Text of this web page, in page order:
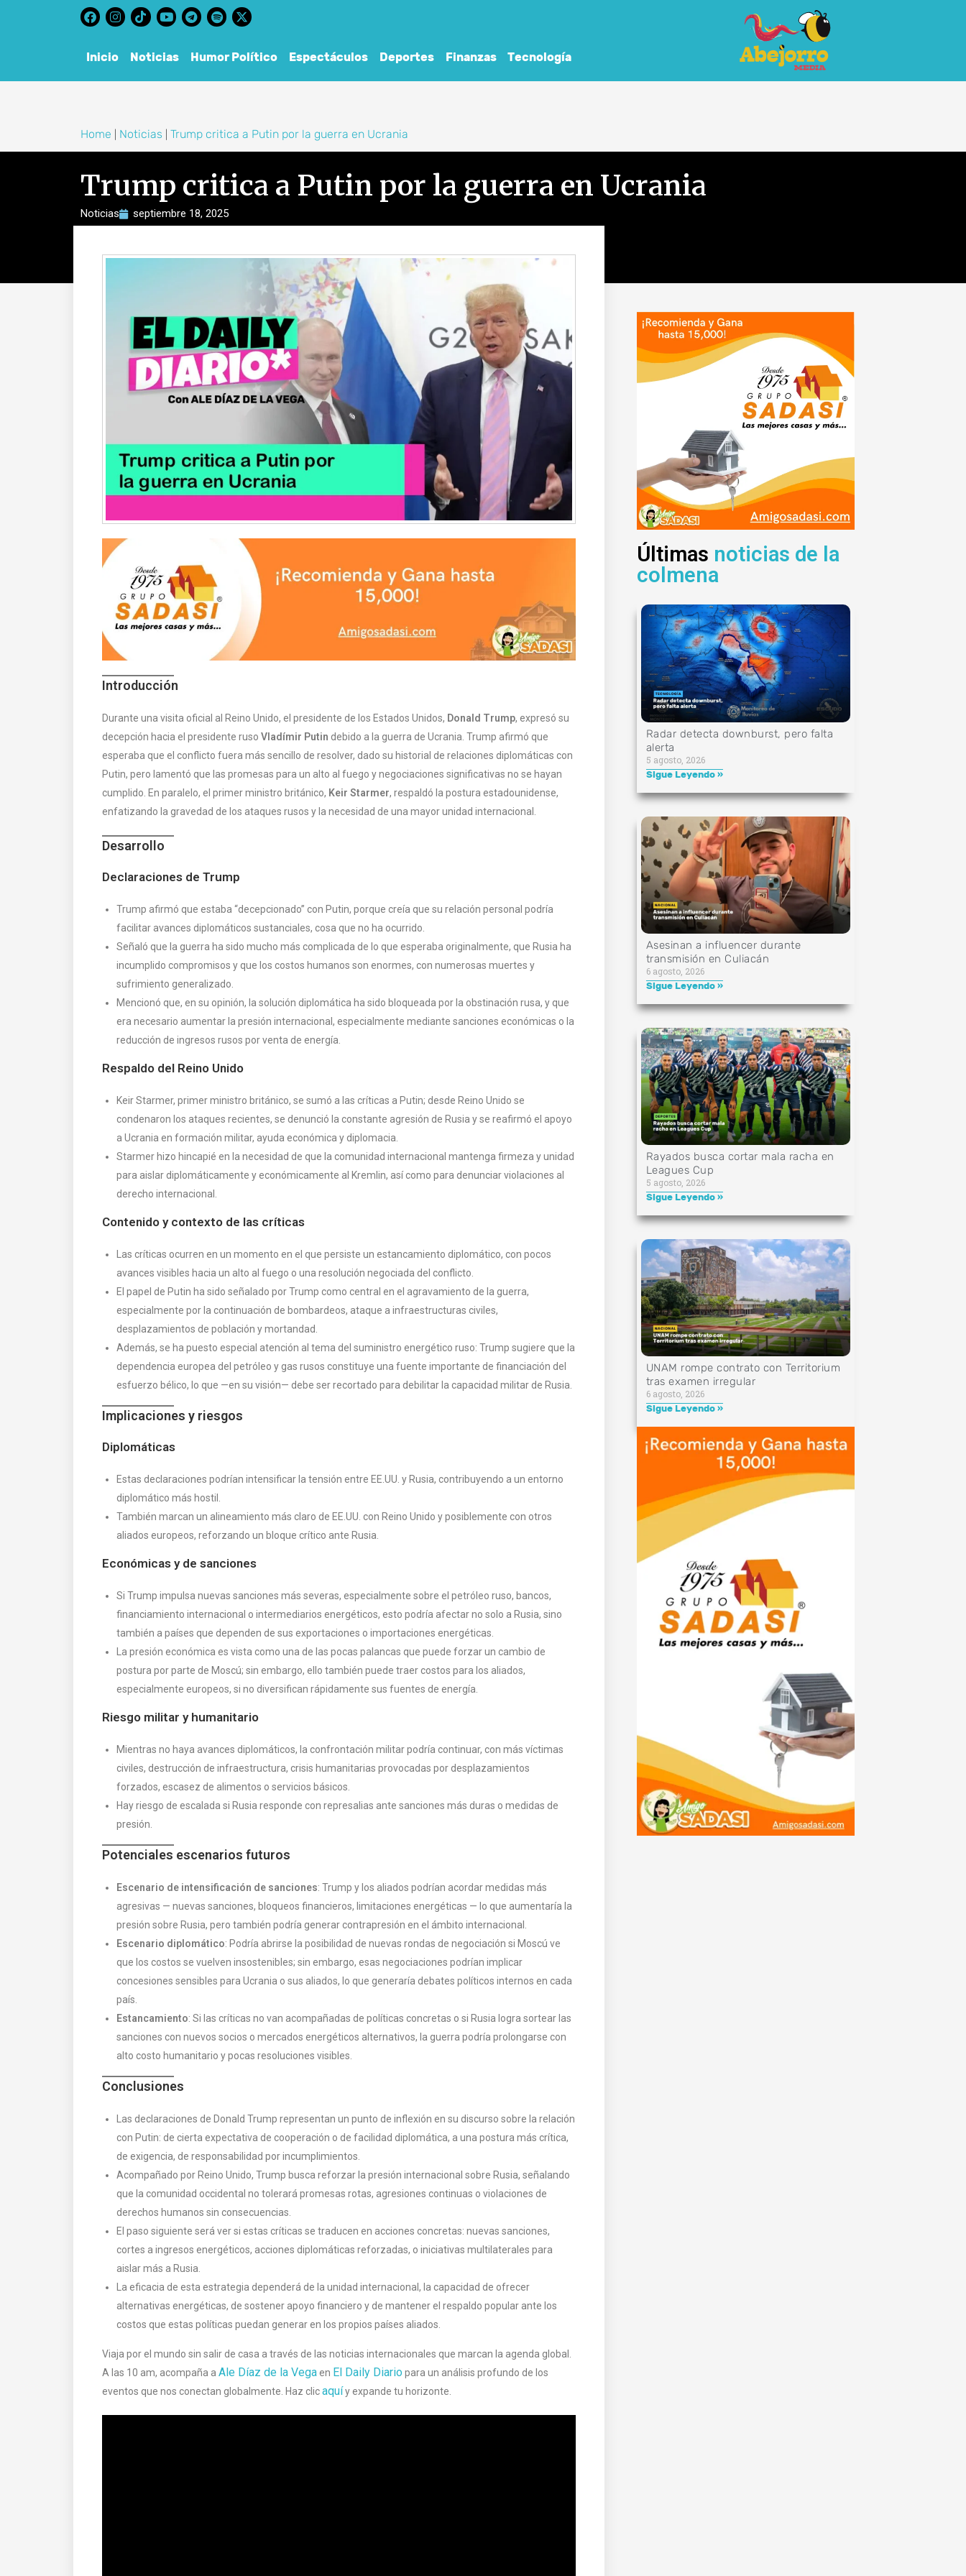
Inicio Noticias Humor Político Espectáculos Deportes Finanzas Tecnología
Home Noticias Trump critica a Putin por la guerra en Ucrania
Trump critica a Putin por la guerra en Ucrania
Noticias septiembre 18, 2025
Introducción
Durante una visita oficial al Reino Unido, el presidente de los Estados Unidos, Donald Trump, expresó su
decepción hacia el presidente ruso Vladímir Putin debido a la guerra de Ucrania. Trump afirmó que
esperaba que el conflicto fuera más sencillo de resolver, dado su historial de relaciones diplomáticas con
Putin, pero lamentó que las promesas para un alto al fuego y negociaciones significativas no se hayan
cumplido. En paralelo, el primer ministro británico, Keir Starmer, respaldó la postura estadounidense,
enfatizando la gravedad de los ataques rusos y la necesidad de una mayor unidad internacional.
Desarrollo
Declaraciones de Trump
Trump afirmó que estaba “decepcionado” con Putin, porque creía que su relación personal podría
facilitar avances diplomáticos sustanciales, cosa que no ha ocurrido.
Señaló que la guerra ha sido mucho más complicada de lo que esperaba originalmente, que Rusia ha
incumplido compromisos y que los costos humanos son enormes, con numerosas muertes y
sufrimiento generalizado.
Mencionó que, en su opinión, la solución diplomática ha sido bloqueada por la obstinación rusa, y que
era necesario aumentar la presión internacional, especialmente mediante sanciones económicas o la
reducción de ingresos rusos por venta de energía.
Respaldo del Reino Unido
Keir Starmer, primer ministro británico, se sumó a las críticas a Putin; desde Reino Unido se
condenaron los ataques recientes, se denunció la constante agresión de Rusia y se reafirmó el apoyo
a Ucrania en formación militar, ayuda económica y diplomacia.
Starmer hizo hincapié en la necesidad de que la comunidad internacional mantenga firmeza y unidad
para aislar diplomáticamente y económicamente al Kremlin, así como para denunciar violaciones al
derecho internacional.
Contenido y contexto de las críticas
Las críticas ocurren en un momento en el que persiste un estancamiento diplomático, con pocos
avances visibles hacia un alto al fuego o una resolución negociada del conflicto.
El papel de Putin ha sido señalado por Trump como central en el agravamiento de la guerra,
especialmente por la continuación de bombardeos, ataque a infraestructuras civiles,
desplazamientos de población y mortandad.
Además, se ha puesto especial atención al tema del suministro energético ruso: Trump sugiere que la
dependencia europea del petróleo y gas rusos constituye una fuente importante de financiación del
esfuerzo bélico, lo que —en su visión— debe ser recortado para debilitar la capacidad militar de Rusia.
Implicaciones y riesgos
Diplomáticas
Estas declaraciones podrían intensificar la tensión entre EE.UU. y Rusia, contribuyendo a un entorno
diplomático más hostil.
También marcan un alineamiento más claro de EE.UU. con Reino Unido y posiblemente con otros
aliados europeos, reforzando un bloque crítico ante Rusia.
Económicas y de sanciones
Si Trump impulsa nuevas sanciones más severas, especialmente sobre el petróleo ruso, bancos,
financiamiento internacional o intermediarios energéticos, esto podría afectar no solo a Rusia, sino
también a países que dependen de sus exportaciones o importaciones energéticas.
La presión económica es vista como una de las pocas palancas que puede forzar un cambio de
postura por parte de Moscú; sin embargo, ello también puede traer costos para los aliados,
especialmente europeos, si no diversifican rápidamente sus fuentes de energía.
Riesgo militar y humanitario
Mientras no haya avances diplomáticos, la confrontación militar podría continuar, con más víctimas
civiles, destrucción de infraestructura, crisis humanitarias provocadas por desplazamientos
forzados, escasez de alimentos o servicios básicos.
Hay riesgo de escalada si Rusia responde con represalias ante sanciones más duras o medidas de
presión.
Potenciales escenarios futuros
Escenario de intensificación de sanciones: Trump y los aliados podrían acordar medidas más
agresivas — nuevas sanciones, bloqueos financieros, limitaciones energéticas — lo que aumentaría la
presión sobre Rusia, pero también podría generar contrapresión en el ámbito internacional.
Escenario diplomático: Podría abrirse la posibilidad de nuevas rondas de negociación si Moscú ve
que los costos se vuelven insostenibles; sin embargo, esas negociaciones podrían implicar
concesiones sensibles para Ucrania o sus aliados, lo que generaría debates políticos internos en cada
país.
Estancamiento: Si las críticas no van acompañadas de políticas concretas o si Rusia logra sortear las
sanciones con nuevos socios o mercados energéticos alternativos, la guerra podría prolongarse con
alto costo humanitario y pocas resoluciones visibles.
Conclusiones
Las declaraciones de Donald Trump representan un punto de inflexión en su discurso sobre la relación
con Putin: de cierta expectativa de cooperación o de facilidad diplomática, a una postura más crítica,
de exigencia, de responsabilidad por incumplimientos.
Acompañado por Reino Unido, Trump busca reforzar la presión internacional sobre Rusia, señalando
que la comunidad occidental no tolerará promesas rotas, agresiones continuas o violaciones de
derechos humanos sin consecuencias.
El paso siguiente será ver si estas críticas se traducen en acciones concretas: nuevas sanciones,
cortes a ingresos energéticos, acciones diplomáticas reforzadas, o iniciativas multilaterales para
aislar más a Rusia.
La eficacia de esta estrategia dependerá de la unidad internacional, la capacidad de ofrecer
alternativas energéticas, de sostener apoyo financiero y de mantener el respaldo popular ante los
costos que estas políticas puedan generar en los propios países aliados.
Viaja por el mundo sin salir de casa a través de las noticias internacionales que marcan la agenda global.
A las 10 am, acompaña a Ale Díaz de la Vegaen El Daily Diariopara un análisis profundo de los
eventos que nos conectan globalmente. Haz clicaquíy expande tu horizonte.
Últimas noticias de la
colmena
Radar detecta downburst, pero falta
alerta
5 agosto, 2026
Sigue Leyendo »
Asesinan a influencer durante
transmisión en Culiacán
6 agosto, 2026
Sigue Leyendo »
Rayados busca cortar mala racha en
Leagues Cup
5 agosto, 2026
Sigue Leyendo »
UNAM rompe contrato con Territorium
tras examen irregular
6 agosto, 2026
Sigue Leyendo »